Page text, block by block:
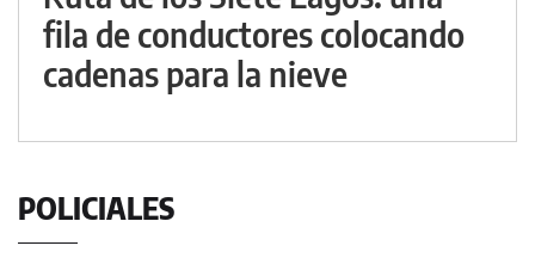
fila de conductores colocando
cadenas para la nieve
POLICIALES